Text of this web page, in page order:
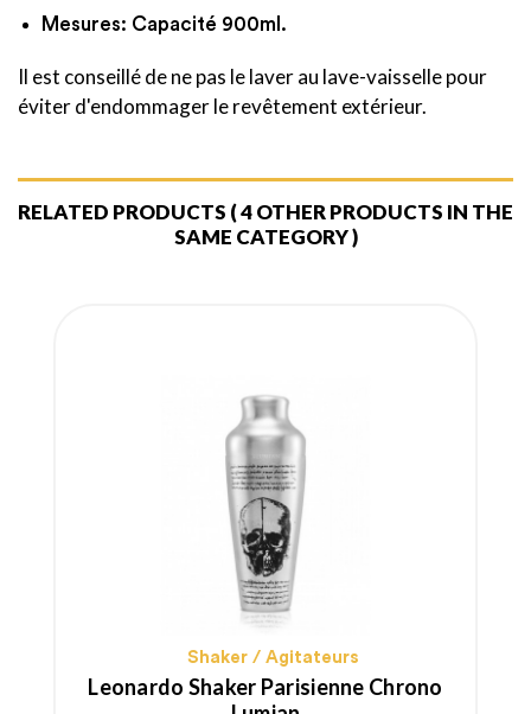
Mesures: Capacité 900ml.
Il est conseillé de ne pas le laver au lave-vaisselle pour
éviter d'endommager le revêtement extérieur.
RELATED PRODUCTS ( 4 OTHER PRODUCTS IN THE
SAME CATEGORY )
Shaker / Agitateurs
Leonardo Shaker Parisienne Chrono